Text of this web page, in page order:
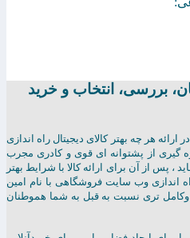
بررسی، انتخاب و خرید
با هدف بهبود در ارائه هر چه بهتر کالای دیجیتال راه اندازی
گیری از پشتوانه ای قوی و کادری مجرب
، پس از آن برای ارائه کالا با شرایط بهتر
اندازی وب سایت فروشگاهی با نام امین
وکامل تری نسبت به قبل به شما هموطنان